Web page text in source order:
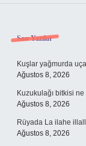
Sidebar
Son Yazılar
Kuşlar yağmurda
Ağustos 8, 2026
Kuzukulağı bitkisi
Ağustos 8, 2026
Rüyada La ilahe
Ağustos 8, 2026